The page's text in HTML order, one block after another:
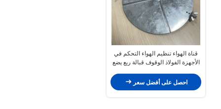
قناة الهواء تنظيم الهواء التحكم في
الأجهزة الفولاذ الوقوف قبالة ربع يضع
احصل على أفضل سعر